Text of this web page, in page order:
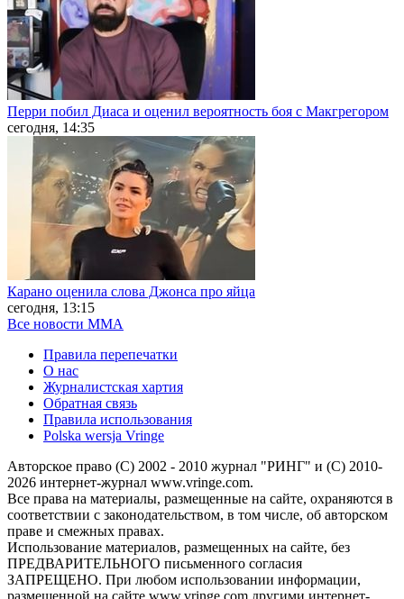
Перри побил Диаса и оценил вероятность боя с Макгрегором
сегодня, 14:35
Карано оценила слова Джонса про яйца
сегодня, 13:15
Все новости MMA
Правила перепечатки
О нас
Журналистская хартия
Обратная связь
Правила использования
Polska wersja Vringe
Авторское право (С) 2002 - 2010 журнал "РИНГ" и (С) 2010-
2026 интернет-журнал www.vringe.com.
Все права на материалы, размещенные на сайте, охраняются в
соответствии с законодательством, в том числе, об авторском
праве и смежных правах.
Использование материалов, размещенных на сайте, без
ПРЕДВАРИТЕЛЬНОГО письменного согласия
ЗАПРЕЩЕНО. При любом использовании информации,
размещенной на сайте www.vringe.com другими интернет-